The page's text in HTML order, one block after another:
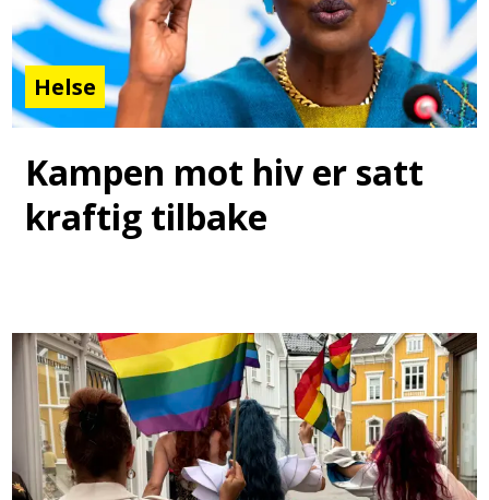
Helse
Kampen mot hiv er satt
kraftig tilbake